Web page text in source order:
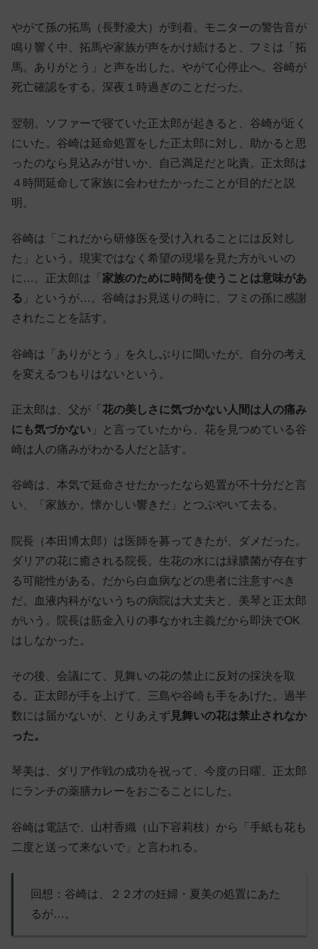
やがて孫の拓馬（長野凌大）が到着。モニターの警告音が
鳴り響く中、拓馬や家族が声をかけ続けると、フミは「拓
馬。ありがとう」と声を出した。やがて心停止へ。谷崎が
死亡確認をする。深夜１時過ぎのことだった。
翌朝。ソファーで寝ていた正太郎が起きると、谷崎が近く
にいた。谷崎は延命処置をした正太郎に対し、助かると思
ったのなら見込みが甘いか、自己満足だと叱責。正太郎は
４時間延命して家族に会わせたかったことが目的だと説
明。
谷崎は「これだから研修医を受け入れることには反対し
た」という。現実ではなく希望の現場を見た方がいいの
に…。正太郎は「 家族のために時間を使うことは意味があ
る 」というが…。谷崎はお見送りの時に、フミの孫に感謝
されたことを話す。
谷崎は「ありがとう」を久しぶりに聞いたが、自分の考え
を変えるつもりはないという。
正太郎は、父が「 花の美しさに気づかない人間は人の痛み
にも気づかない 」と言っていたから、花を見つめている谷
崎は人の痛みがわかる人だと話す。
谷崎は、本気で延命させたかったなら処置が不十分だと言
い、「家族か。懐かしい響きだ」とつぶやいて去る。
院長（本田博太郎）は医師を募ってきたが、ダメだった。
ダリアの花に癒される院長。生花の水には緑膿菌が存在す
る可能性がある。だから白血病などの患者に注意すべき
だ。血液内科がないうちの病院は大丈夫と、美琴と正太郎
がいう。院長は筋金入りの事なかれ主義だから即決でOK
はしなかった。
その後、会議にて、見舞いの花の禁止に反対の採決を取
る。正太郎が手を上げて、三島や谷崎も手をあげた。過半
数には届かないが、とりあえず 見舞いの花は禁止されなか
った。
琴美は、ダリア作戦の成功を祝って、今度の日曜、正太郎
にランチの薬膳カレーをおごることにした。
谷崎は電話で、山村香織（山下容莉枝）から「手紙も花も
二度と送って来ないで」と言われる。
回想：谷崎は、２２才の妊婦・夏美の処置にあた
るが…。